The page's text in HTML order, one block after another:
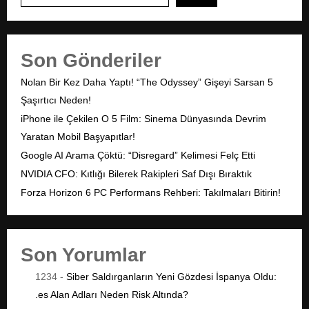
Son Gönderiler
Nolan Bir Kez Daha Yaptı! “The Odyssey” Gişeyi Sarsan 5
Şaşırtıcı Neden!
iPhone ile Çekilen O 5 Film: Sinema Dünyasında Devrim
Yaratan Mobil Başyapıtlar!
Google AI Arama Çöktü: “Disregard” Kelimesi Felç Etti
NVIDIA CFO: Kıtlığı Bilerek Rakipleri Saf Dışı Bıraktık
Forza Horizon 6 PC Performans Rehberi: Takılmaları Bitirin!
Son Yorumlar
1234 - Siber Saldırganların Yeni Gözdesi İspanya Oldu:
.es Alan Adları Neden Risk Altında?